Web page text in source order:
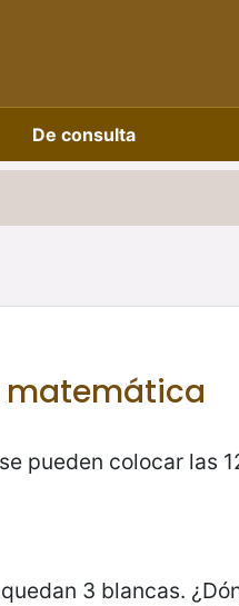
De consulta
matemática
pueden colocar las
3 blancas.